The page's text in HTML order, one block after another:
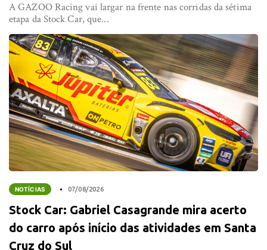
A GAZOO Racing vai largar na frente nas corridas da sétima
etapa da Stock Car, que...
NOTÍCIAS 07/08/2026
Stock Car: Gabriel Casagrande mira acerto
do carro após início das atividades em Santa
Cruz do Sul